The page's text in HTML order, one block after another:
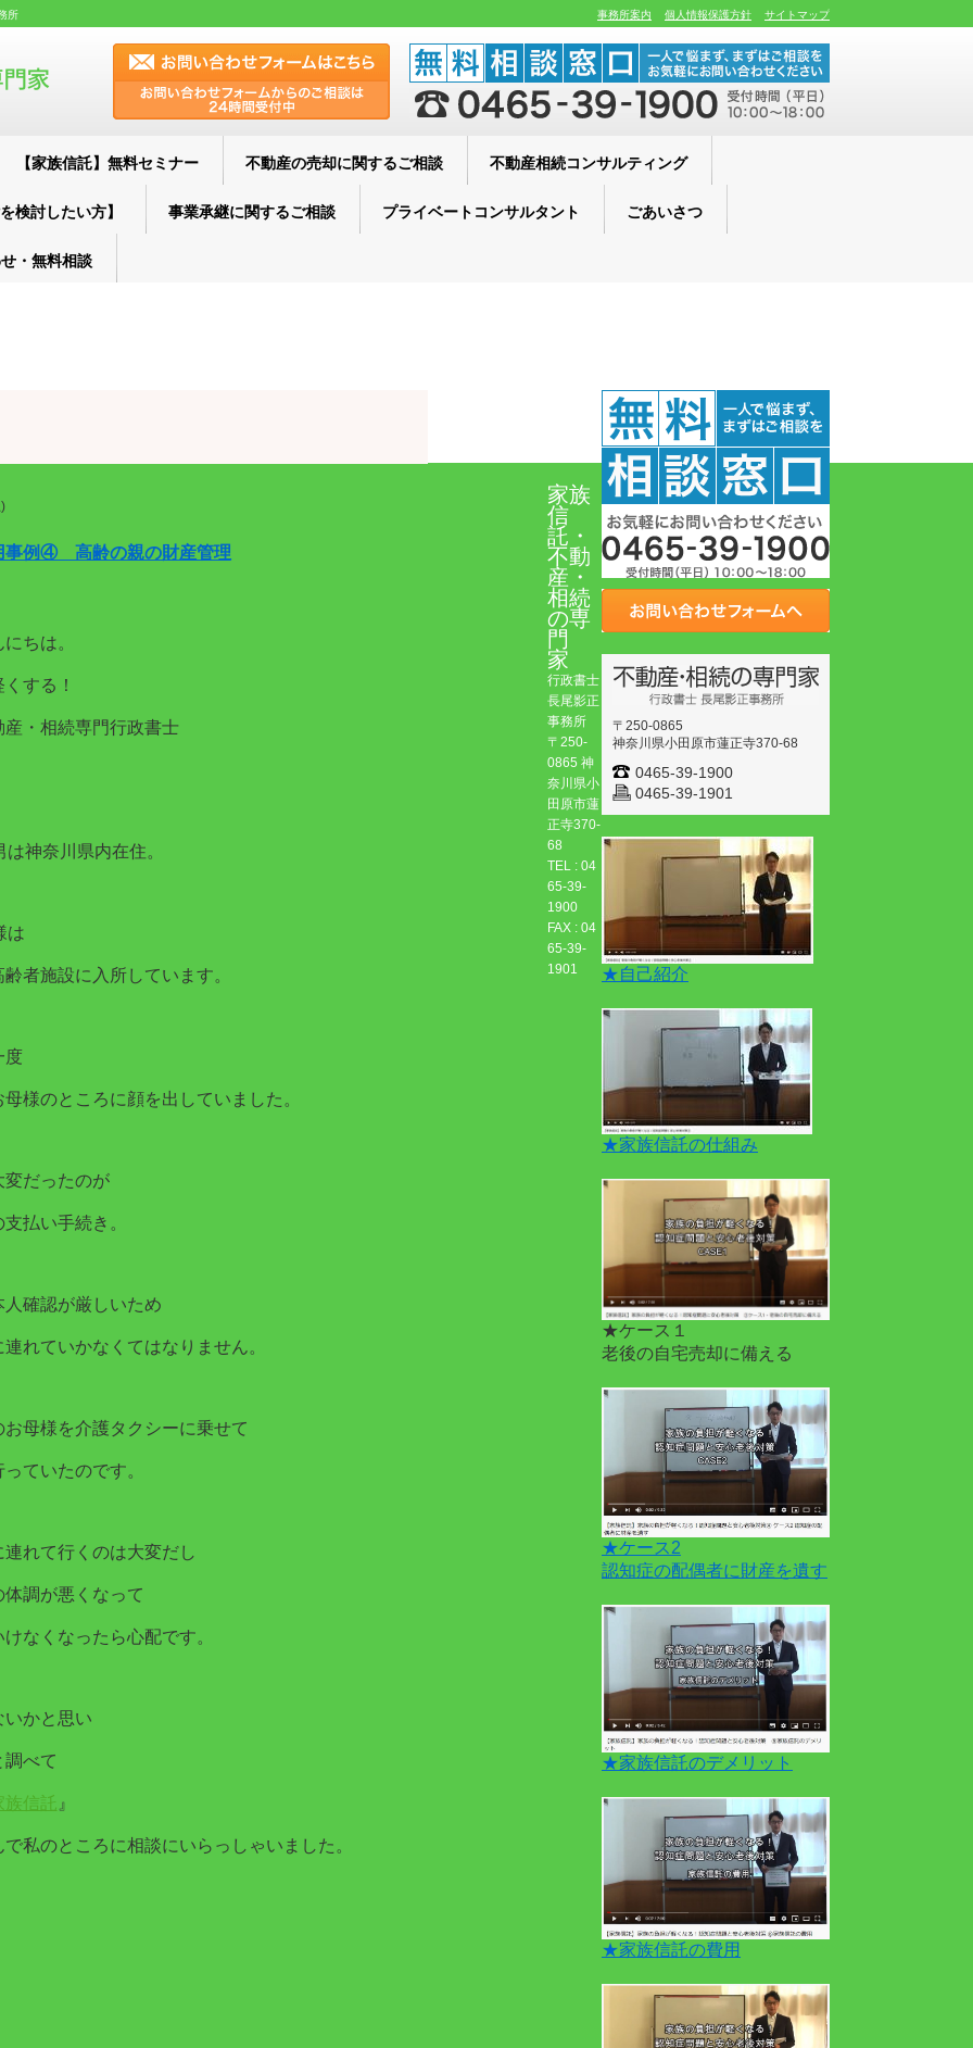
所 事務所案内 個人情報保護方針 サイトマップ
【家族信託】無料セミナー 不動産の売却に関するご相談 不動産相続コンサルティング
検討したい方】 事業承継に関するご相談 プライベートコンサルタント ごあいさつ
・無料相談
事例④ 高齢の親の財産管理
ちは。
する！
産・相続専門行政書士
神奈川県内在住。
は
者施設に入所しています。
度
様のところに顔を出していました。
変だったのが
払い手続き。
確認が厳しいため
れていかなくてはなりません。
母様を介護タクシーに乗せて
ていたのです。
れて行くのは大変だし
調が悪くなって
なくなったら心配です。
いかと思い
調べて
族信託 』
で私のところに相談にいらっしゃいました。
〒250-0865
神奈川県小田原市蓮正寺370-68
0465-39-1900
0465-39-1901
★自己紹介
★家族信託の仕組み
★ケース１
老後の自宅売却に備える
★ケース2
認知症の配偶者に財産を遺す
★家族信託のデメリット
★家族信託の費用
家族
信
託・
不動
産・
相続
の専
門
家
行政書士
長尾影正
事務所
〒250-
0865 神
奈川県小
田原市蓮
正寺370-
68
TEL : 04
65-39-
1900
FAX : 04
65-39-
1901